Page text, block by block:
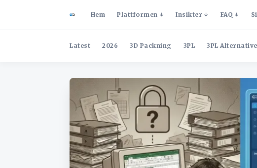
Hem Plattformen Insikter FAQ
Latest 2026 3D Packning 3PL 3PL